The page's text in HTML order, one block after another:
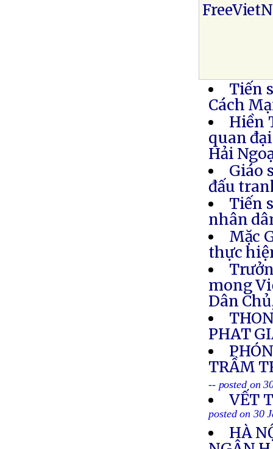
Tiến
Cách
Hiền
quan
Hải
Giáo
đấu
Tiến
nhân
Mặc
thực
mong
Dân
PHAT
TRẦM
-- posted on
VẾT
posted on 30
HÀ